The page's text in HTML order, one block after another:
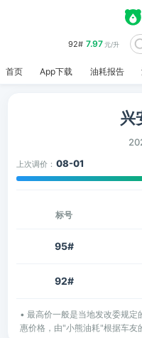
92# 7.97元/升
首页 App下载 油耗报告
兴
上次调价： 08-01
标号
95#
92#
• 最高价一般是当地发改委规
惠价格，由"小熊油耗"根据车友